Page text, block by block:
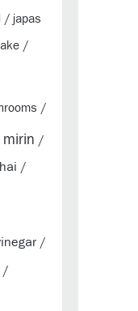
/ japas
/
/
mirin /
/
/
/